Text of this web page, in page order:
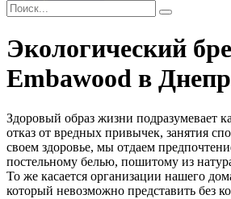
Экологический
Embawood в
Здоровый образ жизни подразумевает
отказ от вредных привычек, занятия
своем здоровье, мы отдаем
постельному белью, пошитому из
То же касается организации нашего
который невозможно представить без